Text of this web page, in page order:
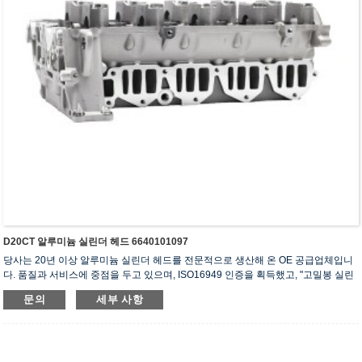
D20CT 알루미늄 실린더 헤드 6640101097
당사는 20년 이상 알루미늄 실린더 헤드를 전문적으로 생산해 온 OE 공급업체입니
다. 품질과 서비스에 중점을 두고 있으며, ISO16949 인증을 획득했고, "고밀봉 실린
더 헤드", "긴 수명 실린더 헤드" 등 5건의 실용신안 특허를 보유하고 있습니다.
문의 세부 사항